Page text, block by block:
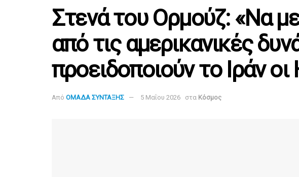
Στενά του Ορμούζ: «Να
από τις αμερικανικές
προειδοποιούν το Ιράν
Από ΟΜΑΔΑ ΣΥΝΤΑΞΗΣ 5 Μαΐου 2026 στα Κόσμος